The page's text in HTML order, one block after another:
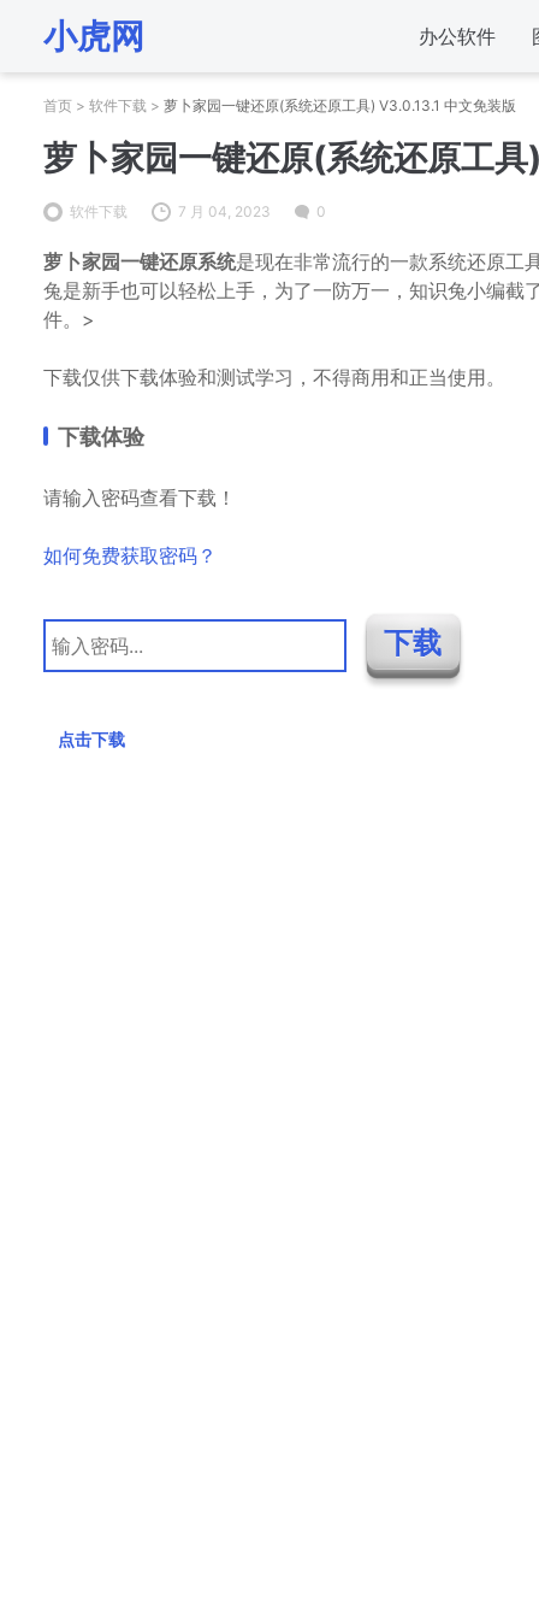
小虎网 办公软件
首页 > 软件下载 > 萝卜家园一键还原(系统还原工具) V3.0.13.1 中文免装版
萝卜家园一键还原(系统还原工
软件下载 7 月 04, 2023 0
萝卜家园一键还原系统是现在非常流行的一款系统还原工
兔是新手也可以轻松上手，为了一防万一，知识兔小编
件。>
下载仅供下载体验和测试学习，不得商用和正当使用。
下载体验
请输入密码查看下载！
如何免费获取密码？
点击下载